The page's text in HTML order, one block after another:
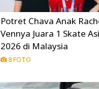
28
Potret Chava Anak
Vennya Juara 1 Skate
2026 di Malaysia
8 FOTO